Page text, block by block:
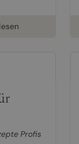
Profis